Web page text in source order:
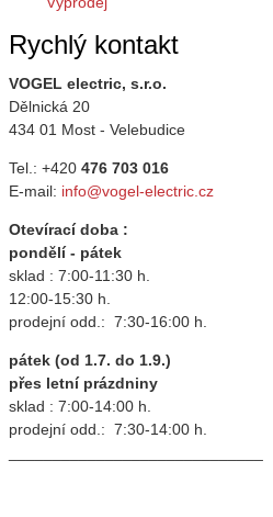
Rychlý kontakt
VOGEL electric, s.r.o.
Dělnická 20
434 01 Most - Velebudice
Tel.: +420 476 703 016
E-mail: info@vogel-electric.cz
Otevírací doba :
pondělí - pátek
sklad : 7:00-11:30 h.
12:00-15:30 h.
prodejní odd.: 7:30-16:00 h.
pátek (od 1.7. do 1.9.)
přes letní prázdniny
sklad : 7:00-14:00 h.
prodejní odd.: 7:30-14:00 h.